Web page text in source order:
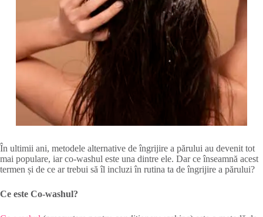
În ultimii ani, metodele alternative de îngrijire a părului au devenit tot
mai populare, iar co-washul este una dintre ele. Dar ce înseamnă acest
termen și de ce ar trebui să îl incluzi în rutina ta de îngrijire a părului?
Ce este Co-washul?